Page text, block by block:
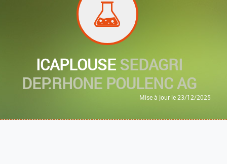
ICAPLOUSESEDAGRI
DEP.RHONE POULENC AG
Mise à jour le 23/12/2025